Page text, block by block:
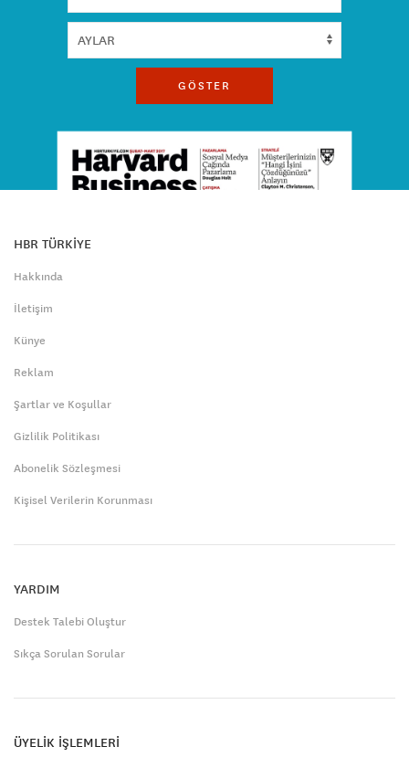
GÖSTER
HBR TÜRKİYE
Hakkında
İletişim
Künye
Reklam
Şartlar ve Koşullar
Gizlilik Politikası
Abonelik Sözleşmesi
Kişisel Verilerin Korunması
YARDIM
Destek Talebi Oluştur
Sıkça Sorulan Sorular
ÜYELİK İŞLEMLERİ